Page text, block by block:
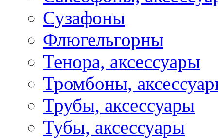
Сузафоны
Флюгельгорны
Тенора, аксессуары
Тромбоны,
Трубы, аксессуары
Тубы, аксессуары